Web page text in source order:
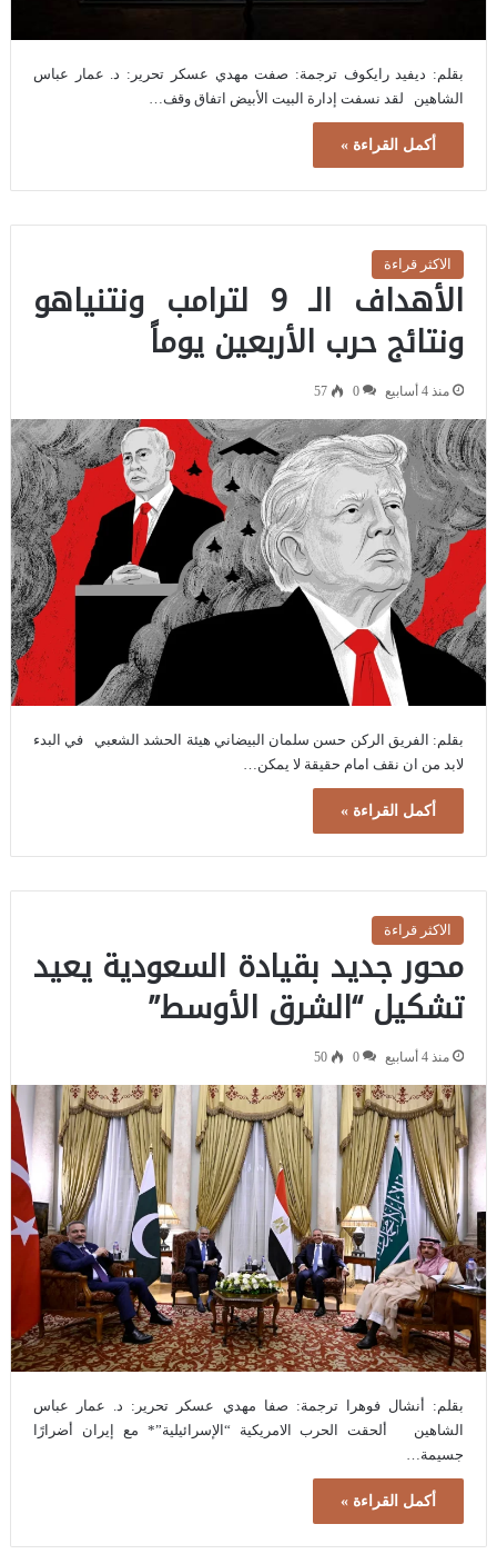
بقلم: ديفيد رايكوف ترجمة: صفت مهدي عسكر تحرير: د. عمار عباس
الشاهين لقد نسفت إدارة البيت الأبيض اتفاق وقف…
أكمل القراءة »
الاكثر قراءة
الأهداف الـ 9 لترامب ونتنياهو
ونتائج حرب الأربعين يوماً
منذ 4 أسابيع 0
57
بقلم: الفريق الركن حسن سلمان البيضاني هيئة الحشد الشعبي في البدء
لابد من ان نقف امام حقيقة لا يمكن…
أكمل القراءة »
الاكثر قراءة
محور جديد بقيادة السعودية يعيد
تشكيل “الشرق الأوسط”
منذ 4 أسابيع 0
50
بقلم: أنشال فوهرا ترجمة: صفا مهدي عسكر تحرير: د. عمار عباس
الشاهين ألحقت الحرب الامريكية “الإسرائيلية”* مع إيران أضرارًا
جسيمة…
أكمل القراءة »